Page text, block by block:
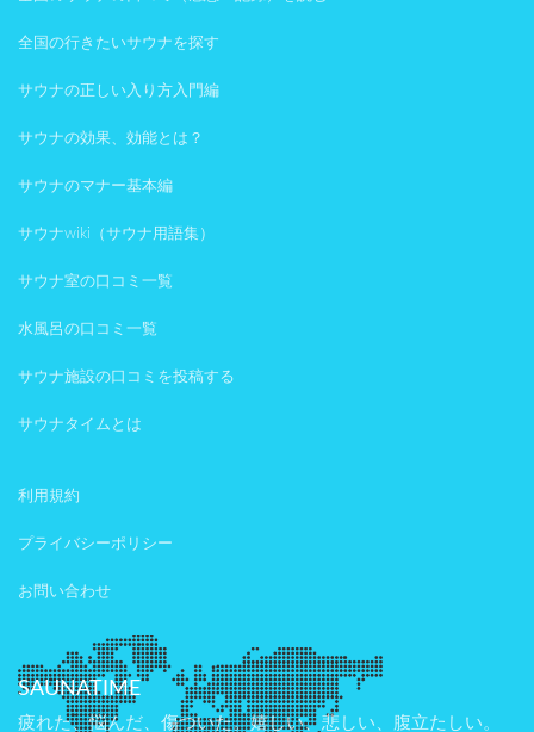
全国の行きたいサウナを探す
サウナの正しい入り方入門編
サウナの効果、効能とは？
サウナのマナー基本編
サウナwiki（サウナ用語集）
サウナ室の口コミ一覧
水風呂の口コミ一覧
サウナ施設の口コミを投稿する
サウナタイムとは
利用規約
プライバシーポリシー
お問い合わせ
SAUNATIME
疲れた、悩んだ、傷ついた。嬉しい、悲しい、腹立たしい。